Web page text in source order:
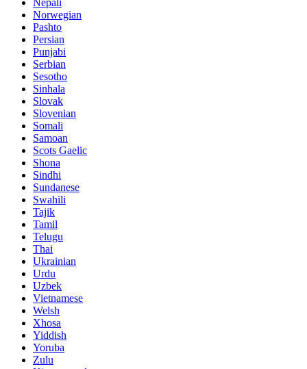
Norwegian
Pashto
Persian
Punjabi
Serbian
Sesotho
Sinhala
Slovak
Slovenian
Somali
Samoan
Scots Gaelic
Shona
Sindhi
Sundanese
Swahili
Tajik
Tamil
Telugu
Thai
Ukrainian
Urdu
Uzbek
Vietnamese
Welsh
Xhosa
Yiddish
Yoruba
Zulu